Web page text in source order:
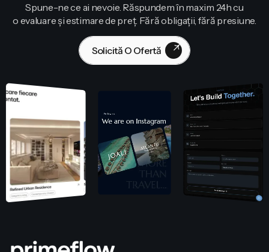
Spune-ne ce ai nevoie. Răspundem în maxim 24h cu
o evaluare și estimare de preț. Fără obligații, fără presiune.
Solicită O Ofertă
Contactează-Ne!